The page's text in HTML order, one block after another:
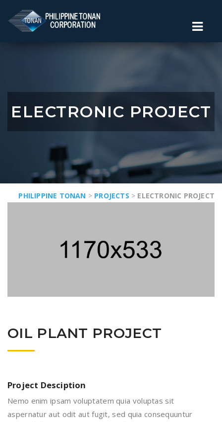
ELECTRONIC PROJECT
PHILIPPINE TONAN > PROJECTS > ELECTRONIC PROJECT
OIL PLANT PROJECT
Project Desciption
Nemo enim ipsam voluptatem quia voluptas sit
aspernatur aut odit aut fugit, sed quia consequuntur